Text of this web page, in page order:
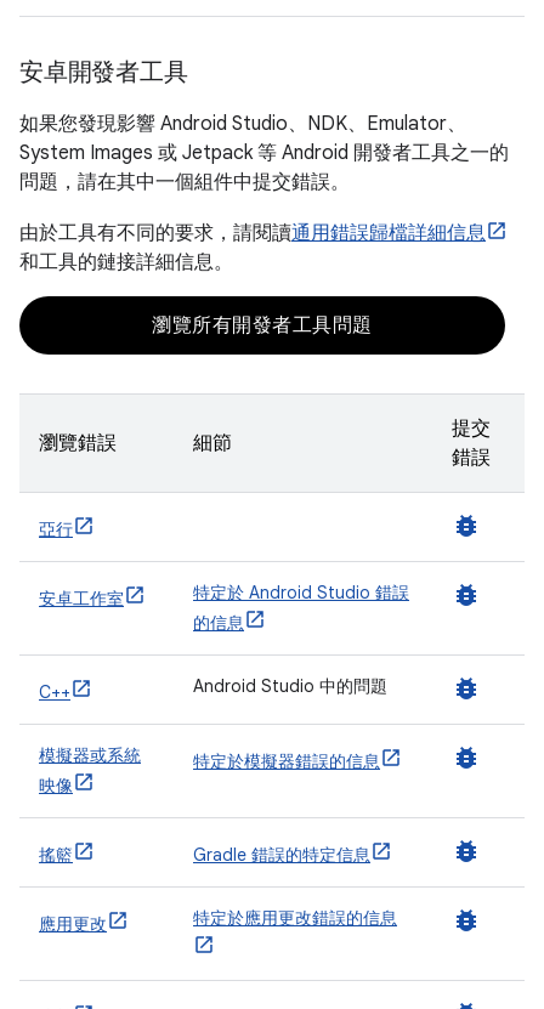
安卓開發者工具
如果您發現影響 Android Studio、NDK、Emulator、
System Images 或 Jetpack 等 Android 開發者工具之一的
問題，請在其中一個組件中提交錯誤。
由於工具有不同的要求，請閱讀通用錯誤歸檔詳細信息
和工具的鏈接詳細信息。
瀏覽所有開發者工具問題
瀏覽錯誤 細節
提交
錯誤
亞行 bug_report
安卓工作室
特定於 Android Studio 錯誤
的信息
bug_report
C++ Android Studio 中的問題 bug_report
模擬器或系統
映像
特定於模擬器錯誤的信息 bug_report
搖籃 Gradle 錯誤的特定信息 bug_report
應用更改 特定於應用更改錯誤的信息 bug_report